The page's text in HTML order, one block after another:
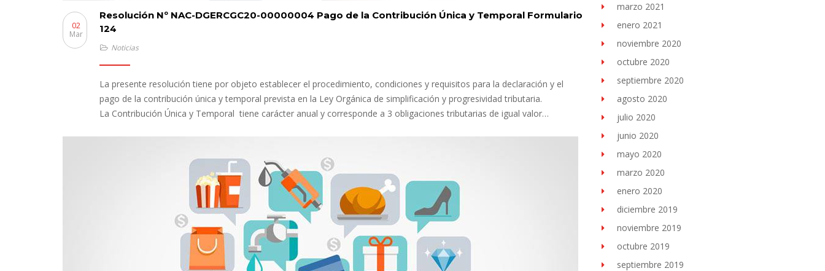
Resolución Nº NAC-DGERCGC20-00000004 Pago de la Contribución Única y Temporal Formulario
124
02
Mar
Noticias
La presente resolución tiene por objeto establecer el procedimiento, condiciones y requisitos para la declaración y el
pago de la contribución única y temporal prevista en la Ley Orgánica de simplificación y progresividad tributaria.
La Contribución Única y Temporal tiene carácter anual y corresponde a 3 obligaciones tributarias de igual valor…
marzo 2021
enero 2021
noviembre 2020
octubre 2020
septiembre 2020
agosto 2020
julio 2020
junio 2020
mayo 2020
marzo 2020
enero 2020
diciembre 2019
noviembre 2019
octubre 2019
septiembre 2019